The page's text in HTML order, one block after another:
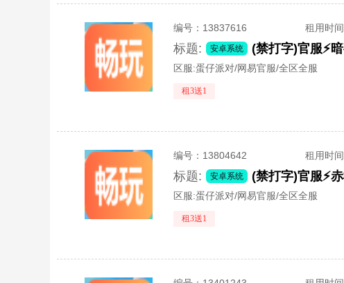
编号： 13837616 租用时间
标题: 安卓系统
区服:蛋仔派对/网易官服/全区全服
租3送1
编号： 13804642 租用时间
标题: 安卓系统
区服:蛋仔派对/网易官服/全区全服
租3送1